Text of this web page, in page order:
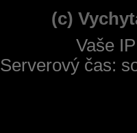
(c)
Vaše
Serverový čas: